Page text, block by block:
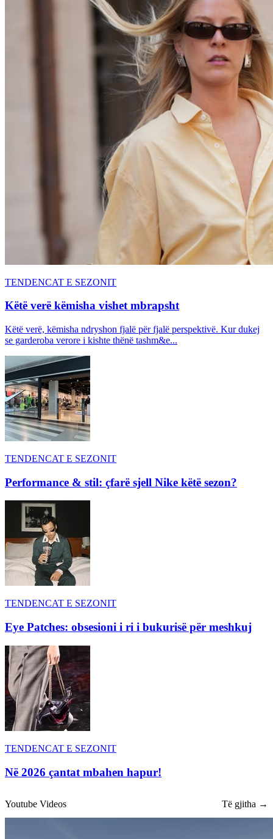
TENDENCAT E SEZONIT
Këtë verë këmisha vishet mbrapsht
Këtë verë, këmisha ndryshon fjalë për fjalë perspektivë. Kur dukej
se garderoba verore i kishte thënë tashm&e...
TENDENCAT E SEZONIT
Performance & stil: çfarë sjell Nike këtë sezon?
TENDENCAT E SEZONIT
Eye Patches: obsesioni i ri i bukurisë për meshkuj
TENDENCAT E SEZONIT
Në 2026 çantat mbahen hapur!
Youtube Videos Të gjitha →